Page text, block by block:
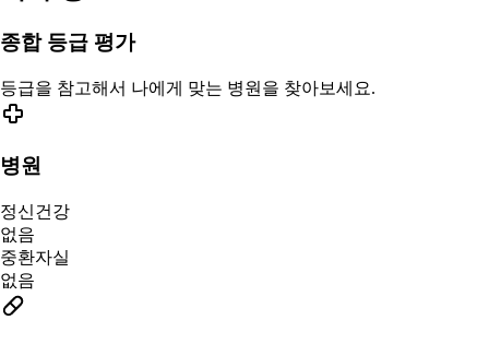
종합 등급 평가
등급을 참고해서 나에게 맞는 병원을 찾아보세요.
병원
정신건강
없음
중환자실
없음